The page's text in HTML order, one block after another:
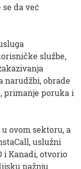
da već
službe,
narudžbi, obrade
primanje poruka i
ovom sektoru, a
uslužni
i Kanadi, otvorio
pažnju